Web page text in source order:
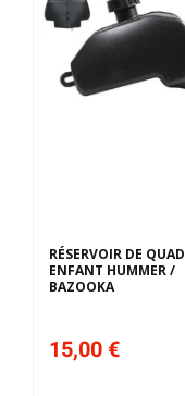
RÉSERVOIR DE QUAD
ENFANT HUMMER /
BAZOOKA
15,00 €